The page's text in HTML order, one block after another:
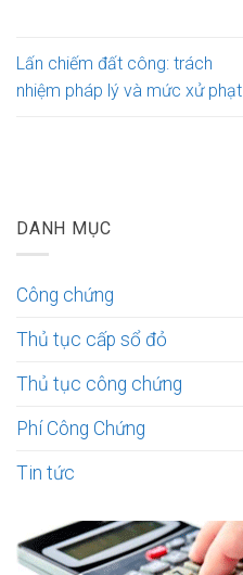
Lấn chiếm đất công: trách
nhiệm pháp lý và mức xử phạt
DANH MỤC
Công chứng
Thủ tục cấp sổ đỏ
Thủ tục công chứng
Phí Công Chứng
Tin tức